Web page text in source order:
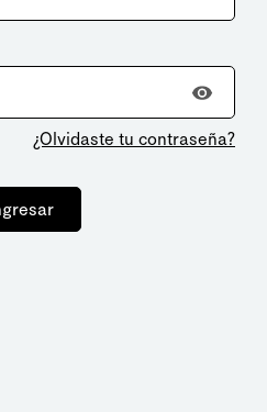
¿Olvidaste tu contraseña?